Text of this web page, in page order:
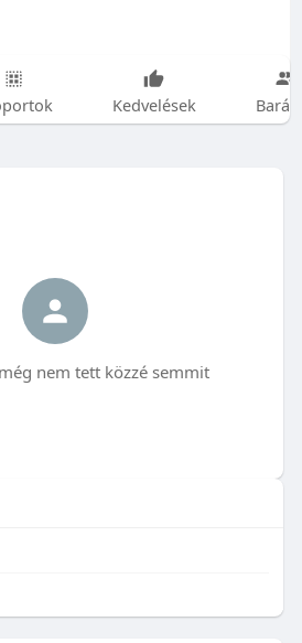
Kedvelések
nem tett közzé semmit